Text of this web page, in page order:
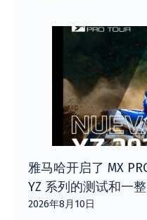
雅马哈开启了 MX
YZ 系列的测试和一
2026年8月10日